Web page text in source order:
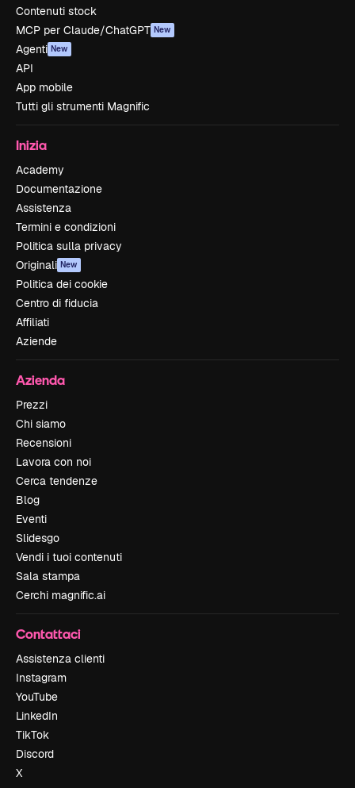
Contenuti stock
MCP per Claude/ChatGPT New
Agenti New
API
App mobile
Tutti gli strumenti Magnific
Inizia
Academy
Documentazione
Assistenza
Termini e condizioni
Politica sulla privacy
Originali New
Politica dei cookie
Centro di fiducia
Affiliati
Aziende
Azienda
Prezzi
Chi siamo
Recensioni
Lavora con noi
Cerca tendenze
Blog
Eventi
Slidesgo
Vendi i tuoi contenuti
Sala stampa
Cerchi magnific.ai
Contattaci
Assistenza clienti
Instagram
YouTube
LinkedIn
TikTok
Discord
X